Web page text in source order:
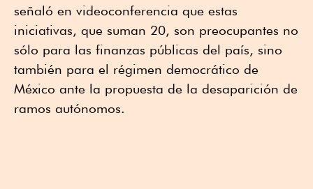
señaló en videoconferencia que estas
iniciativas, que suman 20, son preocupantes no
sólo para las finanzas públicas del país, sino
también para el régimen democrático de
México ante la propuesta de la desaparición de
ramos autónomos.